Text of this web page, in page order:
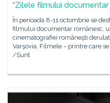
“Zilele filmului
În perioada 8-11 octombrie se
filmului documentar românesc,
cinematografiei româneşti
Varşovia. Filmele – printre care
/Sunt